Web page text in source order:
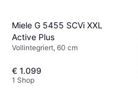
Miele G 5455 SCVi XXL
Active Plus
Vollintegriert, 60 cm
€ 1.099
1 Shop